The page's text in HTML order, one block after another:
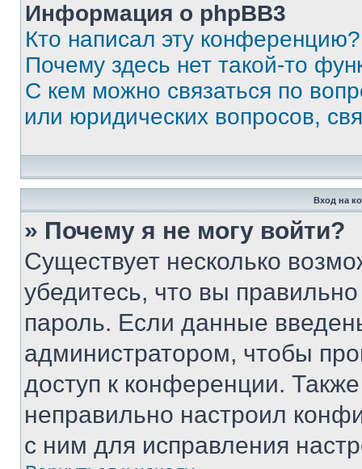
Информация о phpBB3
Кто написал эту конференцию?
Почему здесь нет такой-то
С кем можно связаться по
или юридических вопросов,
Вход на
» Почему я не могу войти?
Существует несколько
убедитесь, что вы
пароль. Если данные
администратором, чтобы
доступ к конференции.
неправильно настроил
с ним для исправления